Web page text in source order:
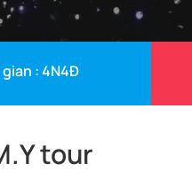
: 4N4Đ
tour